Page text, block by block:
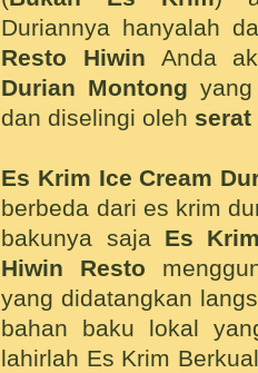
Duriannya hanyalah
Resto Hiwin Anda
Durian Montong
dan diselingi oleh serat
Es Krim Ice Cream
berbeda dari es krim
bakunya saja Es
Hiwin Resto
yang didatangkan
bahan baku lokal
lahirlah Es Krim